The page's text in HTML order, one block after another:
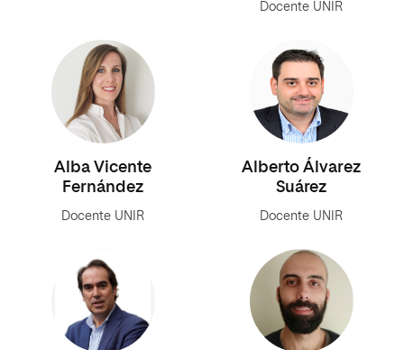
Docente UNIR
Alba Vicente
Fernández
Docente UNIR
Alberto Álvarez
Suárez
Docente UNIR